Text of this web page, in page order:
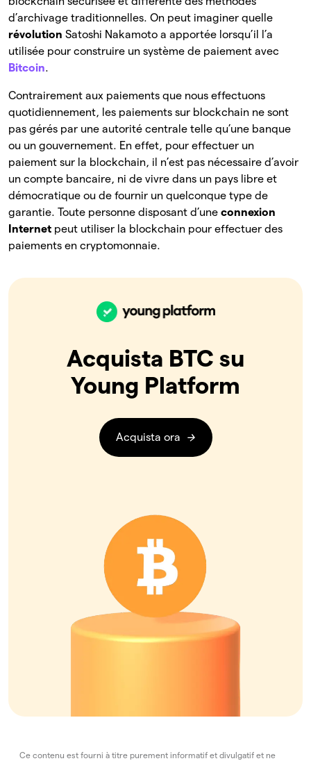
d’archivage traditionnelles. On peut imaginer quelle
révolution Satoshi Nakamoto a apportée lorsqu’il l’a
utilisée pour construire un système de paiement avec
Bitcoin.
Contrairement aux paiements que nous effectuons
quotidiennement, les paiements sur blockchain ne sont
pas gérés par une autorité centrale telle qu’une banque
ou un gouvernement. En effet, pour effectuer un
paiement sur la blockchain, il n’est pas nécessaire d’avoir
un compte bancaire, ni de vivre dans un pays libre et
démocratique ou de fournir un quelconque type de
garantie. Toute personne disposant d’une connexion
Internet peut utiliser la blockchain pour effectuer des
paiements en cryptomonnaie.
Acquista BTC su
Young Platform
Acquista ora
Ce contenu est fourni à titre purement informatif et divulgatif et ne